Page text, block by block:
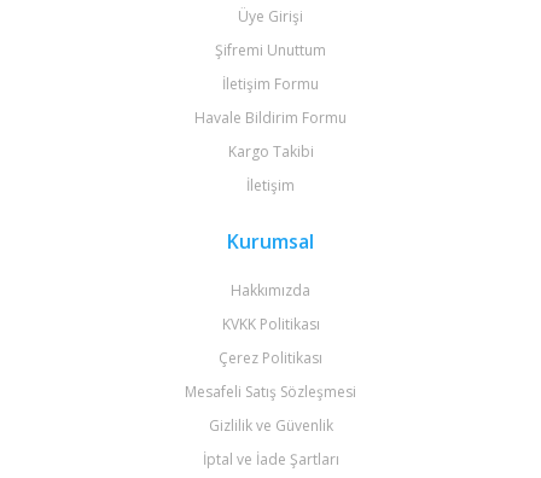
Üye Girişi
Şifremi Unuttum
İletişim Formu
Havale Bildirim Formu
Kargo Takibi
İletişim
Kurumsal
Hakkımızda
KVKK Politikası
Çerez Politikası
Mesafeli Satış Sözleşmesi
Gizlilik ve Güvenlik
İptal ve İade Şartları